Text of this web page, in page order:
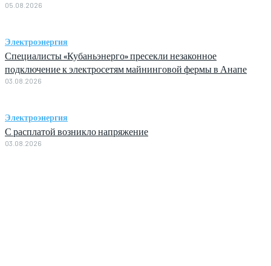
05.08.2026
Электроэнергия
Специалисты «Кубаньэнерго» пресекли незаконное
подключение к электросетям майнинговой фермы в Анапе
03.08.2026
Электроэнергия
С расплатой возникло напряжение
03.08.2026